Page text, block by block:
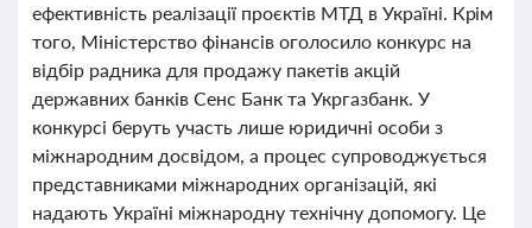
ефективність реалізації проєктів МТД в Україні. Крім
того, Міністерство фінансів оголосило конкурс на
відбір радника для продажу пакетів акцій
державних банків Сенс Банк та Укргазбанк. У
конкурсі беруть участь лише юридичні особи з
міжнародним досвідом, а процес супроводжується
представниками міжнародних організацій, які
надають Україні міжнародну технічну допомогу. Це